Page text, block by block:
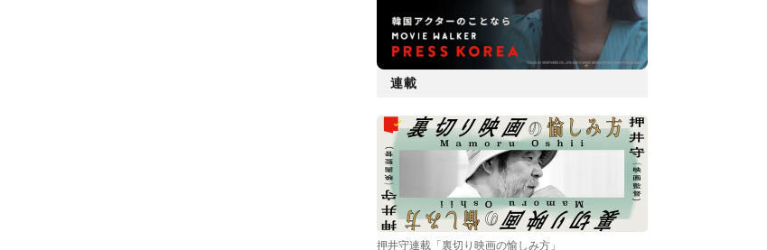
連載
押井守連載「裏切り映画の愉しみ方」